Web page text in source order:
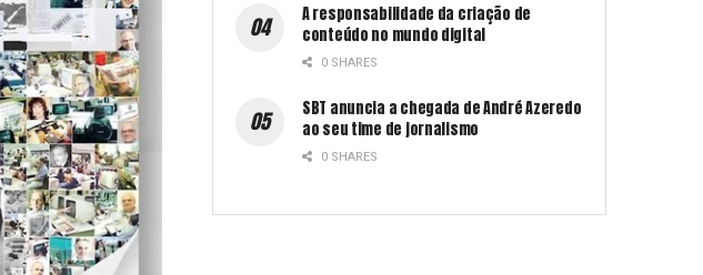
A responsabilidade da criação de
conteúdo no mundo digital
0 SHARES
SBT anuncia a chegada de André Azeredo
ao seu time de jornalismo
0 SHARES